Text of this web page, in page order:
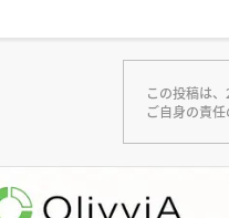
この投稿は
ご自身の責